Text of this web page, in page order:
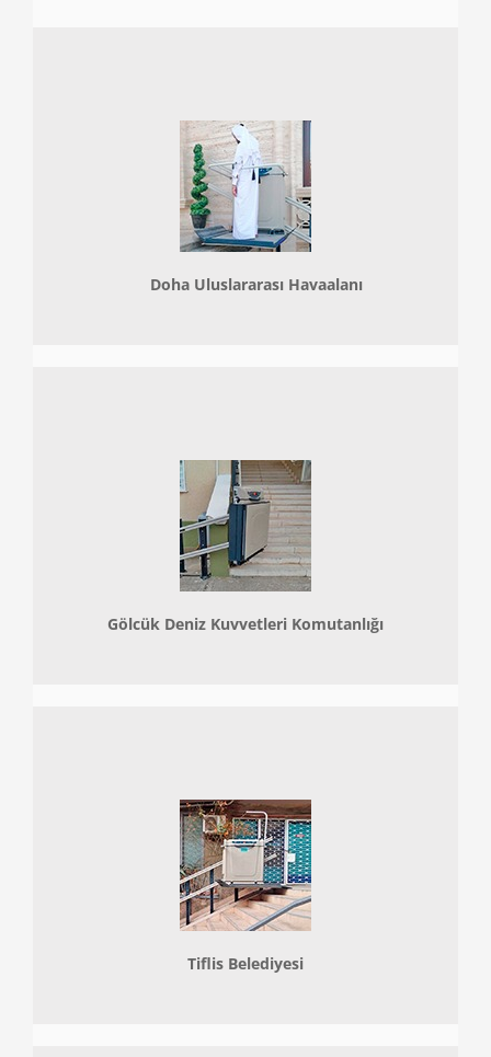
Doha Uluslararası Havaalanı
Gölcük Deniz Kuvvetleri Komutanlığı
Tiflis Belediyesi